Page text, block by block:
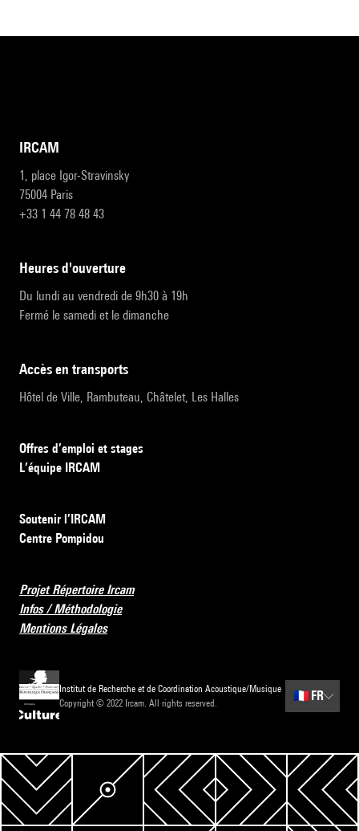
IRCAM
1, place Igor-Stravinsky
75004 Paris
+33 1 44 78 48 43
heures d'ouverture
Du lundi au vendredi de 9h30 à 19h
Fermé le samedi et le dimanche
accès en transports
Hôtel de Ville, Rambuteau, Châtelet, Les Halles
Offres d’emploi et stages
L’équipe IRCAM
Soutenir l’IRCAM
Centre Pompidou
Projet Répertoire Ircam
Infos / Méthodologie
Mentions Légales
Institut de Recherche et de Coordination Acoustique/Musique
Copyright © 2022 Ircam. All rights reserved.
🇫🇷 FR